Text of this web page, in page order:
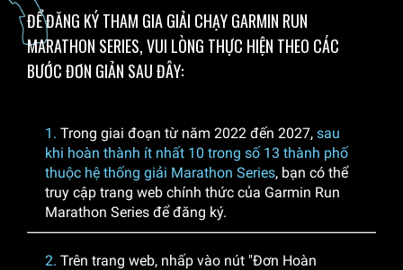
ĐỂ ĐĂNG KÝ THAM GIA GIẢI CHẠY GARMIN RUN
MARATHON SERIES, VUI LÒNG THỰC HIỆN THEO CÁC
BƯỚC ĐƠN GIẢN SAU ĐÂY:
1. Trong giai đoạn từ năm 2022 đến 2027, sau
khi hoàn thành ít nhất 10 trong số 13 thành phố
thuộc hệ thống giải Marathon Series, bạn có thể
truy cập trang web chính thức của Garmin Run
Marathon Series để đăng ký.
2. Trên trang web, nhấp vào nút "Đơn Hoàn